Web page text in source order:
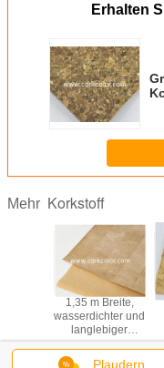
Erhalten
Mehr Korkstoff
1,35 m Breite,
wasserdichter und
langlebiger
Naturkorkstoff/Leder
für die Herstellung
Plaudern